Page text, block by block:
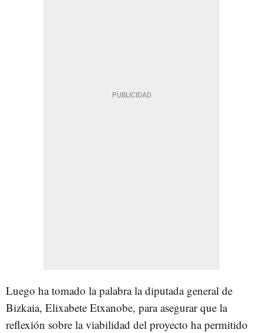
Luego ha tomado la palabra la diputada general de
Bizkaia, Elixabete Etxanobe, para asegurar que la
reflexión sobre la viabilidad del proyecto ha permitido